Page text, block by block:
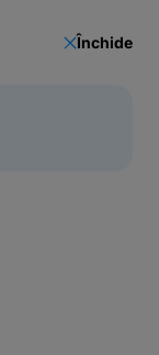
Închide